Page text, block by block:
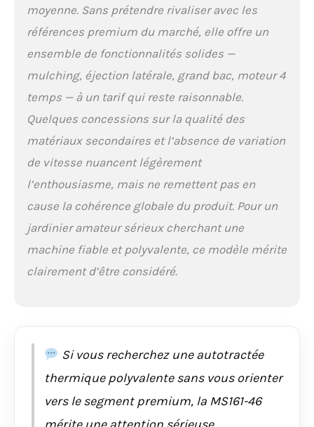
grâce à sa poignée
Conception pratique et
durable : Cette
munie d’un collecteur
de 55 L robuste, d’une
éjection latérale et
arrière, et d’un châssis
léger mais résistant
pour un travail sans
effort et une longue
durée de vie
moyenne. Sans prétendre rivaliser avec les
références premium du marché, elle offre un
ensemble de fonctionnalités solides —
mulching, éjection latérale, grand bac, moteur 4
temps — à un tarif qui reste raisonnable.
Quelques concessions sur la qualité des
matériaux secondaires et l’absence de variation
de vitesse nuancent légèrement
l’enthousiasme, mais ne remettent pas en
cause la cohérence globale du produit. Pour un
jardinier amateur sérieux cherchant une
machine fiable et polyvalente, ce modèle mérite
clairement d’être considéré.
Si vous recherchez une autotractée
thermique polyvalente sans vous orienter
vers le segment premium, la MS161-46